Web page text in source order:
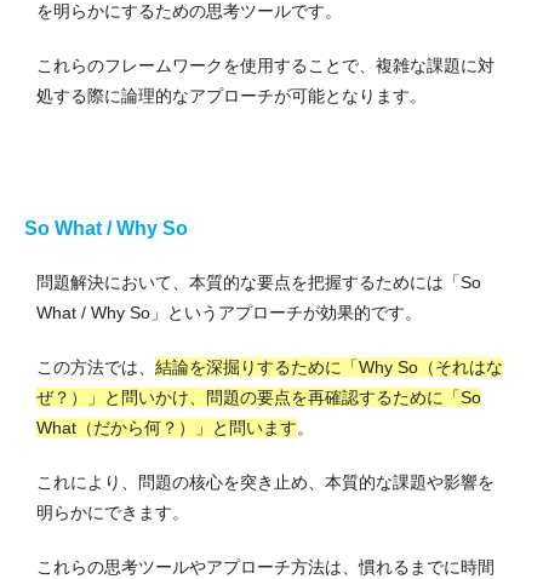
を明らかにするための思考ツールです。
これらのフレームワークを使用することで、複雑な課題に対
処する際に論理的なアプローチが可能となります。
So What / Why So
問題解決において、本質的な要点を把握するためには「So
What / Why So」というアプローチが効果的です。
この方法では、 結論を深掘りするために「Why So（それはな
ぜ？）」と問いかけ、問題の要点を再確認するために「So
What（だから何？）」と問います。
これにより、問題の核心を突き止め、本質的な課題や影響を
明らかにできます。
これらの思考ツールやアプローチ方法は、慣れるまでに時間